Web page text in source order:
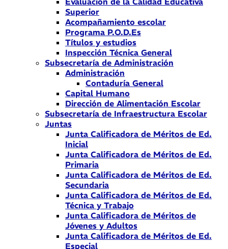
Superior
Acompañamiento escolar
Programa P.O.D.Es
Títulos y estudios
Inspección Técnica General
Subsecretaría de Administración
Administración
Contaduría General
Capital Humano
Dirección de Alimentación Escolar
Subsecretaría de Infraestructura Escolar
Juntas
Junta Calificadora de Méritos de Ed.
Inicial
Junta Calificadora de Méritos de Ed.
Primaria
Junta Calificadora de Méritos de Ed.
Secundaria
Junta Calificadora de Méritos de Ed.
Técnica y Trabajo
Junta Calificadora de Méritos de
Jóvenes y Adultos
Junta Calificadora de Méritos de Ed.
Especial